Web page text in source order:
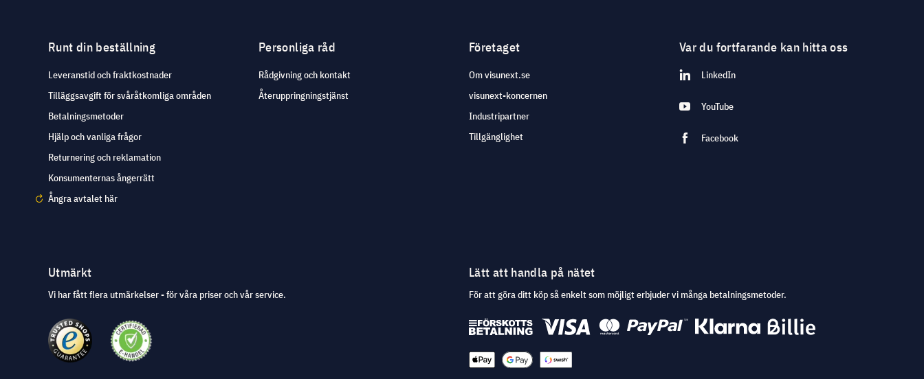
Runt din beställning
Leveranstid och fraktkostnader
Tilläggsavgift för svåråtkomliga områden
Betalningsmetoder
Hjälp och vanliga frågor
Returnering och reklamation
Konsumenternas ångerrätt
Ångra avtalet här
Personliga råd
Rådgivning och kontakt
Återuppringningstjänst
Företaget
Om visunext.se
visunext-koncernen
Industripartner
Tillgänglighet
Var du fortfarande kan hitta oss
LinkedIn
YouTube
Facebook
Utmärkt
Vi har fått flera utmärkelser - för våra priser och vår service.
Lätt att handla på nätet
För att göra ditt köp så enkelt som möjligt erbjuder vi många betalningsmetoder.